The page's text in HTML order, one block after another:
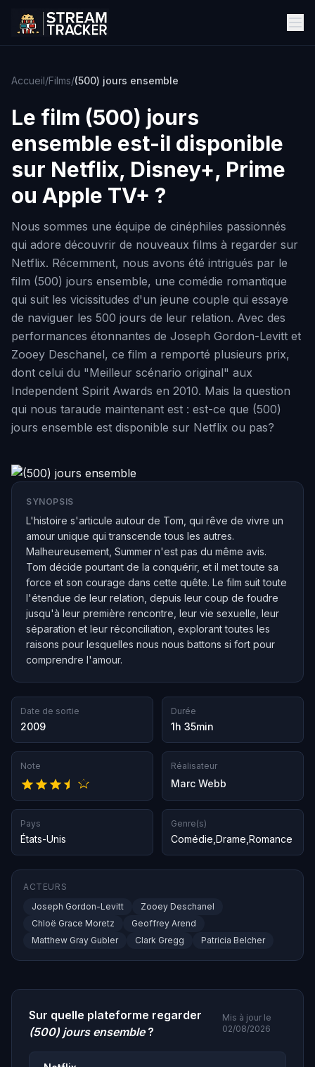
Accueil/Films/(500) jours ensemble
Le film (500) jours
ensemble est-il disponible
sur Netflix, Disney+, Prime
ou Apple TV+ ?
Nous sommes une équipe de cinéphiles passionnés
qui adore découvrir de nouveaux films à regarder sur
Netflix. Récemment, nous avons été intrigués par le
film (500) jours ensemble, une comédie romantique
qui suit les vicissitudes d'un jeune couple qui essaye
de naviguer les 500 jours de leur relation. Avec des
performances étonnantes de Joseph Gordon-Levitt et
Zooey Deschanel, ce film a remporté plusieurs prix,
dont celui du "Meilleur scénario original" aux
Independent Spirit Awards en 2010. Mais la question
qui nous taraude maintenant est : est-ce que (500)
jours ensemble est disponible sur Netflix ou pas?
SYNOPSIS
L'histoire s'articule autour de Tom, qui rêve de vivre un
amour unique qui transcende tous les autres.
Malheureusement, Summer n'est pas du même avis.
Tom décide pourtant de la conquérir, et il met toute sa
force et son courage dans cette quête. Le film suit toute
l'étendue de leur relation, depuis leur coup de foudre
jusqu'à leur première rencontre, leur vie sexuelle, leur
séparation et leur réconciliation, explorant toutes les
raisons pour lesquelles nous nous battons si fort pour
comprendre l'amour.
Date de sortie
2009
Durée
1h 35min
Note Réalisateur
Marc Webb
Pays
États-Unis
Genre(s)
Comédie Drame Romance
ACTEURS
Joseph Gordon-Levitt
Zooey Deschanel
Chloë Grace Moretz
Geoffrey Arend
Matthew Gray Gubler
Clark Gregg Patricia Belcher
Sur quelle plateforme regarder
(500) jours ensemble?
Mis à jour le
02/08/2026